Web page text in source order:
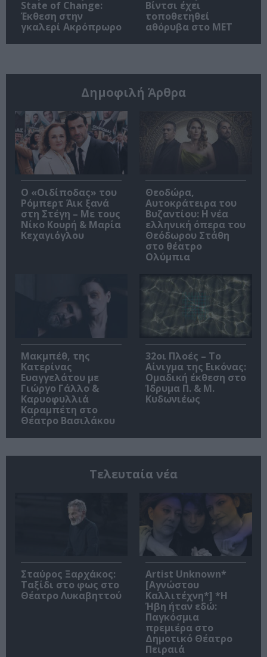
State of Change:
Έκθεση στην
γκαλερί Ακρόπρωρο
Βίντσι έχει
τοποθετηθεί
αθόρυβα στο MET
Δημοφιλή Άρθρα
O «Οιδίποδας» του
Ρόμπερτ Άικ ξανά
στη Στέγη – Με τους
Νίκο Κουρή & Μαρία
Κεχαγιόγλου
Θεοδώρα,
Αυτοκράτειρα του
Βυζαντίου: Η νέα
ελληνική όπερα του
Θεόδωρου Στάθη
στο θέατρο
Ολύμπια
Μακμπέθ, της
Κατερίνας
Ευαγγελάτου με
Γιώργο Γάλλο &
Καρυοφυλλιά
Καραμπέτη στο
Θέατρο Βασιλάκου
32οι Πλοές – Το
Αίνιγμα της Εικόνας:
Ομαδική έκθεση στο
Ίδρυμα Π. & Μ.
Κυδωνιέως
Τελευταία νέα
Σταύρος Ξαρχάκος:
Ταξίδι στο φως στο
Θέατρο Λυκαβηττού
Artist Unknown*
[Αγνώστου
Καλλιτέχνη*] *Η
Ήβη ήταν εδώ:
Παγκόσμια
πρεμιέρα στο
Δημοτικό Θέατρο
Πειραιά